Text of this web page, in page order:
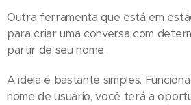
Outra ferramenta que está em
para criar uma conversa com
partir de seu nome.
A ideia é bastante simples.
nome de usuário, você terá a